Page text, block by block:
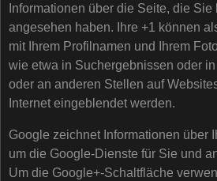
Informationen über die Seite, die Sie
angesehen haben. Ihre +1 können
mit Ihrem Profilnamen und Ihrem
wie etwa in Suchergebnissen oder
oder an anderen Stellen auf
Internet eingeblendet werden.
Google zeichnet Informationen über
um die Google-Dienste für Sie und
Um die Google+-Schaltfläche